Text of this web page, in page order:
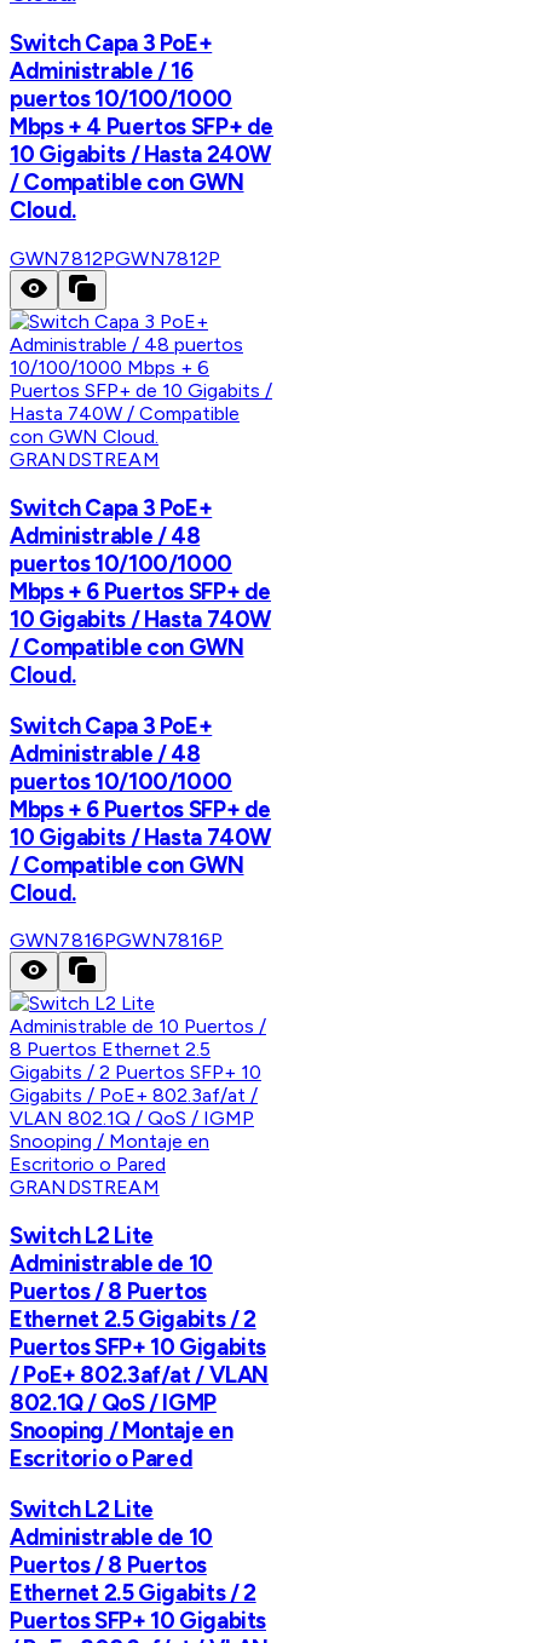
Switch Capa 3 PoE+
Administrable / 16
puertos 10/100/1000
Mbps + 4 Puertos SFP+ de
10 Gigabits / Hasta 240W
/ Compatible con GWN
Cloud.
GWN7812PGWN7812P
GRANDSTREAM
Switch Capa 3 PoE+
Administrable / 48
puertos 10/100/1000
Mbps + 6 Puertos SFP+ de
10 Gigabits / Hasta 740W
/ Compatible con GWN
Cloud.
Switch Capa 3 PoE+
Administrable / 48
puertos 10/100/1000
Mbps + 6 Puertos SFP+ de
10 Gigabits / Hasta 740W
/ Compatible con GWN
Cloud.
GWN7816PGWN7816P
GRANDSTREAM
Switch L2 Lite
Administrable de 10
Puertos / 8 Puertos
Ethernet 2.5 Gigabits / 2
Puertos SFP+ 10 Gigabits
/ PoE+ 802.3af/at / VLAN
802.1Q / QoS / IGMP
Snooping / Montaje en
Escritorio o Pared
Switch L2 Lite
Administrable de 10
Puertos / 8 Puertos
Ethernet 2.5 Gigabits / 2
Puertos SFP+ 10 Gigabits